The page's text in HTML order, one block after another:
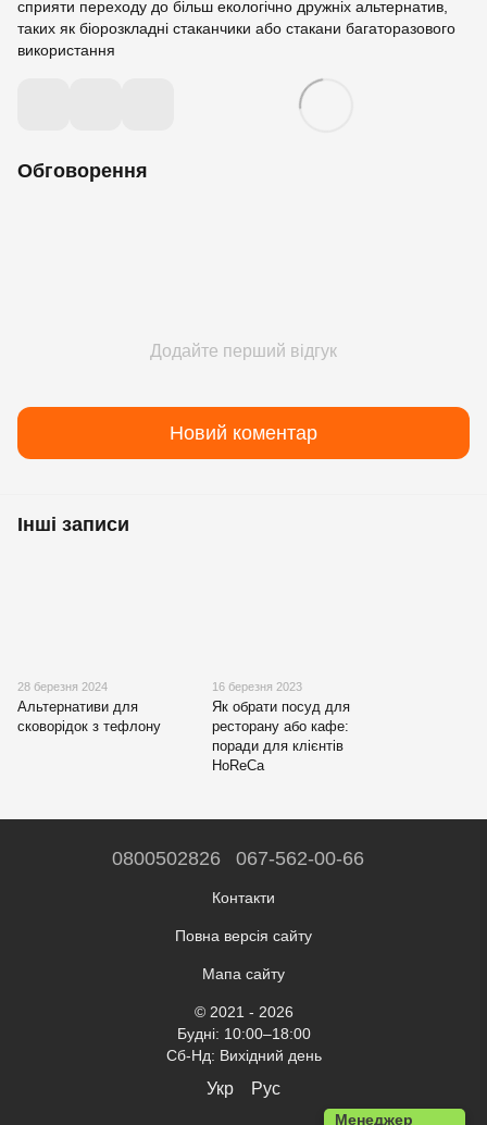
Менеджер
сприяти переходу до більш екологічно дружніх альтернатив,
таких як біорозкладні стаканчики або стакани багаторазового
використання
Обговорення
Додайте перший відгук
Новий коментар
Інші записи
28 березня 2024
Альтернативи для
сковорідок з тефлону
16 березня 2023
Як обрати посуд для
ресторану або кафе:
поради для клієнтів
HoReCa
0800502826 067-562-00-66
Контакти
Повна версія сайту
Мапа сайту
© 2021 - 2026
Будні: 10:00–18:00
Сб-Нд: Вихідний день
Укр Рус